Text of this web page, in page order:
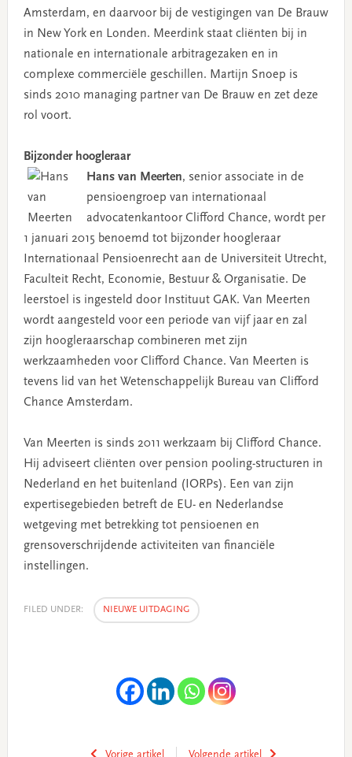
Amsterdam, en daarvoor bij de vestigingen van De Brauw
in New York en Londen. Meerdink staat cliënten bij in
nationale en internationale arbitragezaken en in
complexe commerciële geschillen. Martijn Snoep is
sinds 2010 managing partner van De Brauw en zet deze
rol voort.
Bijzonder hoogleraar
Hans van Meerten, senior associate in de
pensioengroep van internationaal
advocatenkantoor Clifford Chance, wordt per
1 januari 2015 benoemd tot bijzonder hoogleraar
Internationaal Pensioenrecht aan de Universiteit Utrecht,
Faculteit Recht, Economie, Bestuur & Organisatie. De
leerstoel is ingesteld door Instituut GAK. Van Meerten
wordt aangesteld voor een periode van vijf jaar en zal
zijn hoogleraarschap combineren met zijn
werkzaamheden voor Clifford Chance. Van Meerten is
tevens lid van het Wetenschappelijk Bureau van Clifford
Chance Amsterdam.
Van Meerten is sinds 2011 werkzaam bij Clifford Chance.
Hij adviseert cliënten over pension pooling-structuren in
Nederland en het buitenland (IORPs). Een van zijn
expertisegebieden betreft de EU- en Nederlandse
wetgeving met betrekking tot pensioenen en
grensoverschrijdende activiteiten van financiële
instellingen.
FILED UNDER: NIEUWE UITDAGING